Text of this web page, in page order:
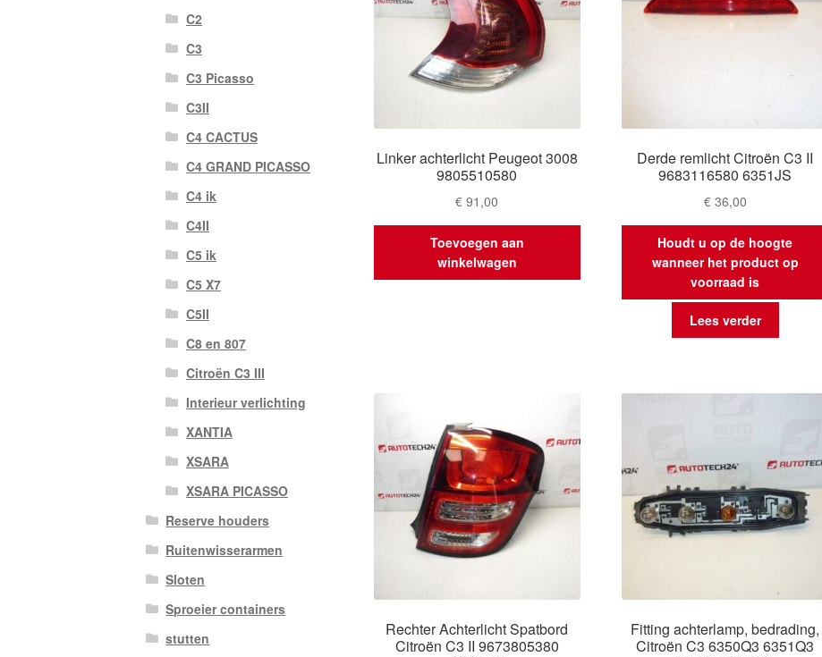
Linker achterlicht Peugeot 3008
9805510580
€ 91,00
Toevoegen aan
winkelwagen
Derde remlicht Citroën C3 II
9683116580 6351JS
€36,00
Houdt u op de hoogte
wanneer het product op
voorraad is
Lees verder
Rechter Achterlicht Spatbord
Citroën C3 II 9673805380
Fitting achterlamp, bedrading,
Citroën C3 6350Q3 6351Q3
C2
C3
C3 Picasso
C3II
C4 CACTUS
C4 GRAND PICASSO
C4 ik
C4II
C5 ik
C5 X7
C5II
C8 en 807
Citroën C3 III
Interieur verlichting
XANTIA
XSARA
XSARA PICASSO
Reserve houders
Ruitenwisserarmen
Sloten
Sproeier containers
stutten